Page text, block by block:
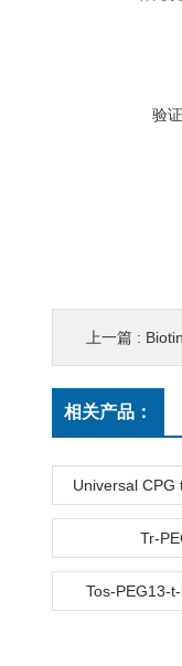
验
上一篇 :
相关产品：
Universal CPG
Tr-
Tos-PEG13-